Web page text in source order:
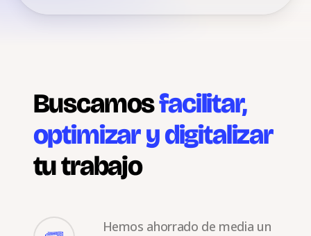
Buscamosfacilitar,
optimizar y digitalizar
tu trabajo
Hemos ahorrado de media un